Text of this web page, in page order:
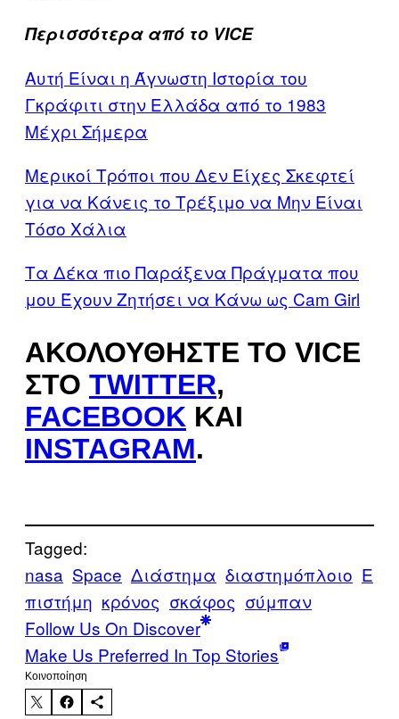
Περισσότερα από το VICE
Αυτή Είναι η Άγνωστη Ιστορία του
Γκράφιτι στην Ελλάδα από το 1983
Μέχρι Σήμερα
Μερικοί Τρόποι που Δεν Είχες Σκεφτεί
για να Κάνεις το Τρέξιμο να Μην Είναι
Τόσο Χάλια
Τα Δέκα πιο Παράξενα Πράγματα που
μου Έχουν Ζητήσει να Κάνω ως Cam Girl
ΑΚΟΛΟΥΘΉΣΤΕ ΤΟ VICE
ΣΤΟ TWITTER,
FACEBOOK ΚΑΙ
INSTAGRAM.
Tagged:
nasa Space Διάστημα διαστημόπλοιο Ε
πιστήμη κρόνος σκάφος σύμπαν
Follow Us On Discover
Make Us Preferred In Top Stories
Kοινοποίηση